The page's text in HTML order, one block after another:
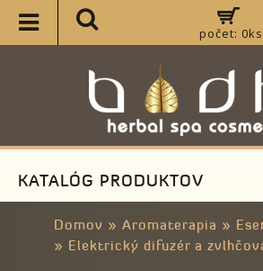
počet:
KATALÓG PRODUKTOV
Domov » Aromaterapia »
» Elektrický difuzér a